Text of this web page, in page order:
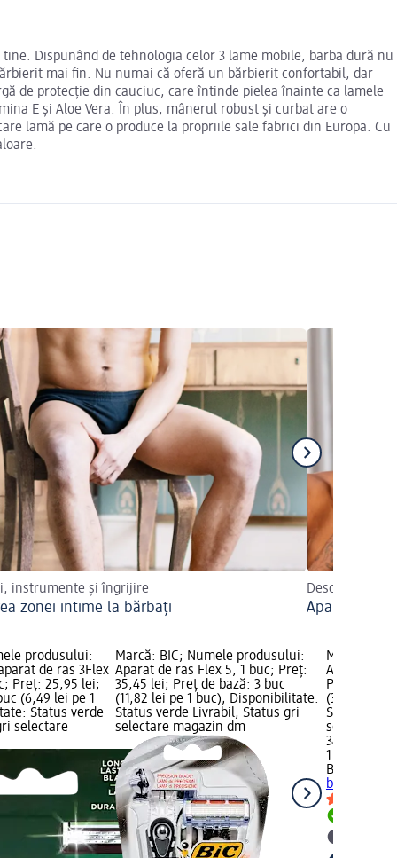
Dispunând de tehnologia celor 3 lame mobile, barba dură nu
mai fin. Nu numai că oferă un bărbierit confortabil, dar
de protecție din cauciuc, care întinde pielea înainte ca lamele
E și Aloe Vera. În plus, mânerul robust și curbat are o
lamă pe care o produce la propriile sale fabrici din Europa. Cu
instrumente și îngrijire
zonei intime la bărbați
Descoperiți ce
Aparate de
produsului:
de ras 3Flex
Preț: 25,95 lei;
(6,49 lei pe 1
Status verde
selectare
Marcă: BIC; Numele produsului:
Aparat de ras Flex 5, 1 buc; Preț:
35,45 lei; Preț de bază: 3 buc
(11,82 lei pe 1 buc); Disponibilitate:
Status verde Livrabil, Status gri
selectare magazin dm
Marcă:
Aparat de
Preț: 34,95
(34,95 lei
Status
selectare
34,95 lei
1 buc
BIC
buc